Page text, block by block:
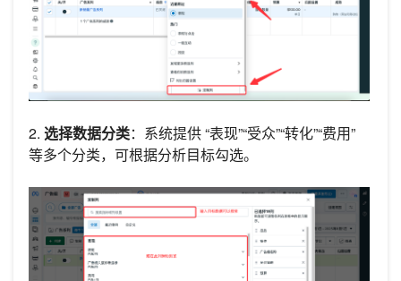
2. 选择数据分类：系统提供 “表现”“受众”“转化”“费用”
等多个分类，可根据分析目标勾选。